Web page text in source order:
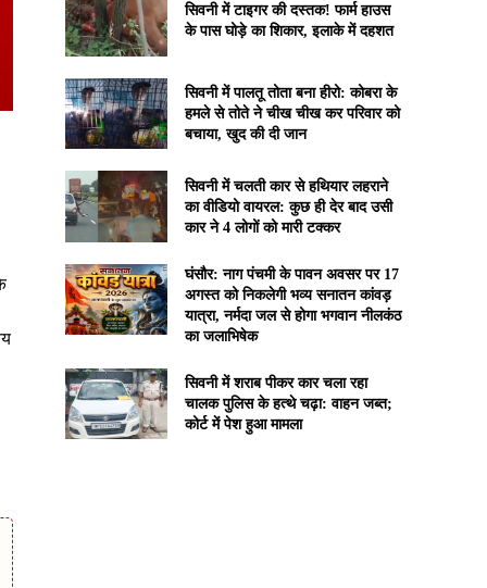
सिवनी में टाइगर की दस्तक! फार्म हाउस
के पास घोड़े का शिकार, इलाके में दहशत
सिवनी में पालतू तोता बना हीरो: कोबरा के
हमले से तोते ने चीख चीख कर परिवार को
बचाया, खुद की दी जान
सिवनी में चलती कार से हथियार लहराने
का वीडियो वायरल: कुछ ही देर बाद उसी
कार ने 4 लोगों को मारी टक्कर
घंसौर: नाग पंचमी के पावन अवसर पर 17
अगस्त को निकलेगी भव्य सनातन कांवड़
यात्रा, नर्मदा जल से होगा भगवान नीलकंठ
का जलाभिषेक
सिवनी में शराब पीकर कार चला रहा
चालक पुलिस के हत्थे चढ़ा: वाहन जब्त;
कोर्ट में पेश हुआ मामला